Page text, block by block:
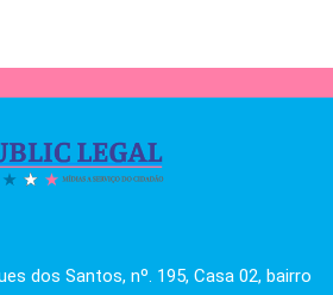
dos Santos, nº. 195, Casa 02, bairro